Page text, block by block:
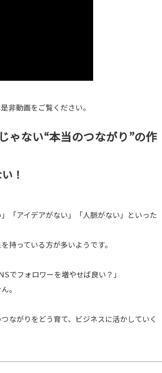
非動画をご覧ください。
ゃない“本当のつながり”の作
！
「アイデアがない」「人脈がない」といった
持っている方が多いようです。
でフォロワーを増やせば良い？」
。
ながりをどう育て、ビジネスに活かしていく